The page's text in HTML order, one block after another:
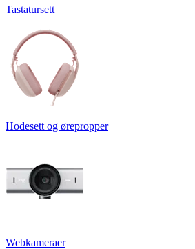
Tastatursett
Hodesett og ørepropper
Webkameraer